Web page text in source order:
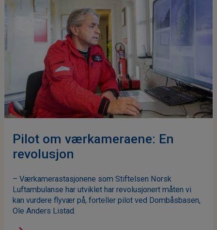
Pilot om værkameraene: En
revolusjon
– Værkamerastasjonene som Stiftelsen Norsk
Luftambulanse har utviklet har revolusjonert måten vi
kan vurdere flyvær på, forteller pilot ved Dombåsbasen,
Ole Anders Listad.